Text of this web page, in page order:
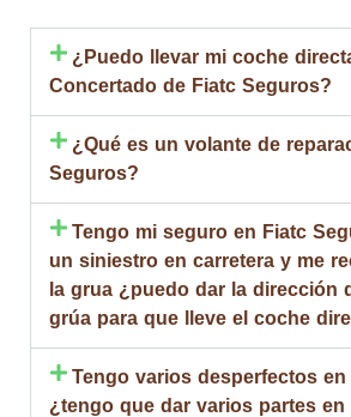
¿Puedo llevar mi coche
Concertado de Fiatc Seguros?
¿Qué es un volante de
Seguros?
Tengo mi seguro en Fiatc
un siniestro en carretera y me
la grua ¿puedo dar la dirección
grúa para que lleve el coche
Tengo varios desperfectos
¿tengo que dar varios partes en